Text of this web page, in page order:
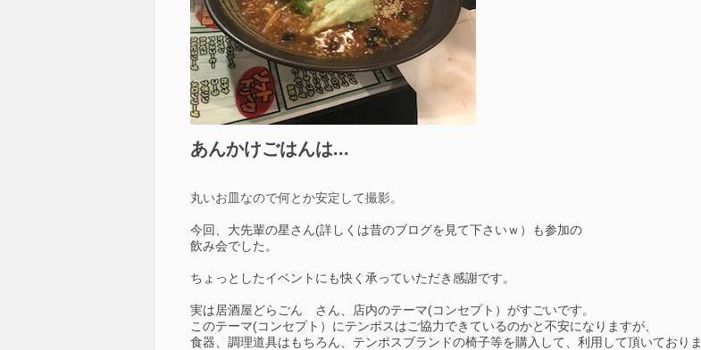
あんかけごはんは...
丸いお皿なので何とか安定して撮影。
今回、大先輩の星さん(詳しくは昔のブログを見て下さいｗ）も参加の
飲み会でした。
ちょっとしたイベントにも快く承っていただき感謝です。
実は居酒屋どらごん さん、店内のテーマ(コンセプト）がすごいです。
このテーマ(コンセプト）にテンポスはご協力できているのかと不安になりますが、
食器、調理道具はもちろん、テンポスブランドの椅子等を購入して、利用して頂いておりま